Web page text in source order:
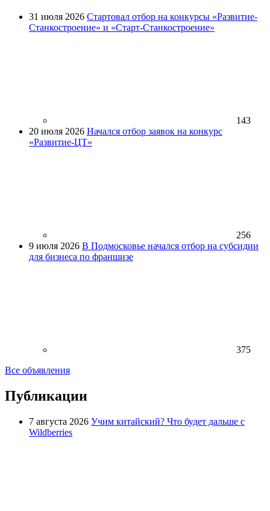
31 июля 2026 Стартовал отбор на конкурсы «Развитие-
Станкостроение» и «Старт-Станкостроение»
143
20 июля 2026 Начался отбор заявок на конкурс
«Развитие-ЦТ»
256
9 июля 2026 В Подмосковье начался отбор на субсидии
для бизнеса по франшизе
375
Все объявления
Публикации
7 августа 2026 Учим китайский? Что будет дальше с
Wildberries